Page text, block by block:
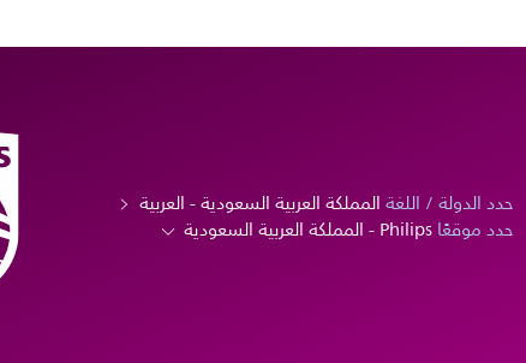
حدد الدولة / اللغة المملكة العربية السعودية - العربية
حدد موقعًاPhilips - المملكة العربية السعودية